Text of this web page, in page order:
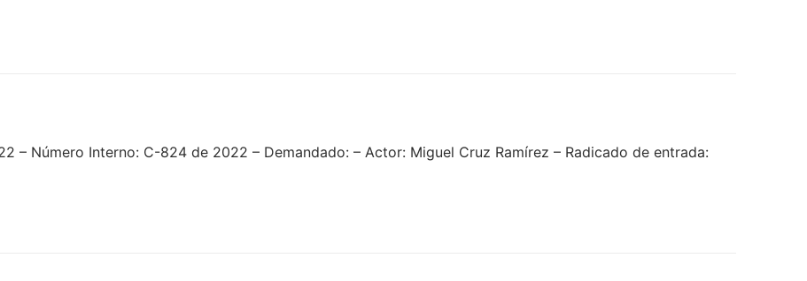
– Número Interno: C-824 de 2022 – Demandado: – Actor: Miguel Cruz Ramírez – Radicado de entrada: